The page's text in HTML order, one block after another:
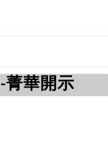
菁華開示